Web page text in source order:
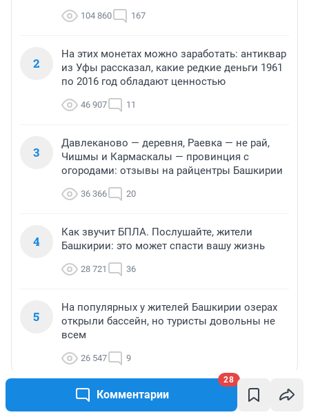
Комментарии
28
104 860 167
2
На этих монетах можно заработать: антиквар
из Уфы рассказал, какие редкие деньги 1961
по 2016 год обладают ценностью
46 907 11
3
Давлеканово — деревня, Раевка — не рай,
Чишмы и Кармаскалы — провинция с
огородами: отзывы на райцентры Башкирии
36 366 20
4
Как звучит БПЛА. Послушайте, жители
Башкирии: это может спасти вашу жизнь
28 721 36
5
На популярных у жителей Башкирии озерах
открыли бассейн, но туристы довольны не
всем
26 547 9
МНЕНИЕ МНЕНИЕ